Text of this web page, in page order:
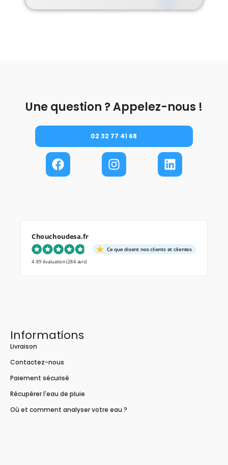
Une question ? Appelez-nous !
02 32 77 41 68
Chouchoudesa.fr
Ce que disent nos clients et clientes
4.89 évaluation(284 avis)
Informations
Livraison
Contactez-nous
Paiement sécurisé
Récupérer l'eau de pluie
Où et comment analyser votre eau ?